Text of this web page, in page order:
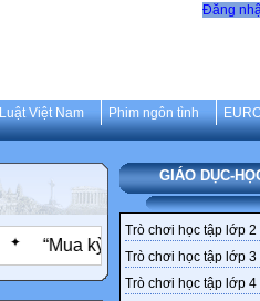
Đăng
Luật Việt Nam Phim ngôn tình
GIÁO DỤC-
Trò chơi học tập lớp 2
Trò chơi học tập lớp 3
Trò chơi học tập lớp 4
“Mua kỳ nghỉ” – từ mật ngọt